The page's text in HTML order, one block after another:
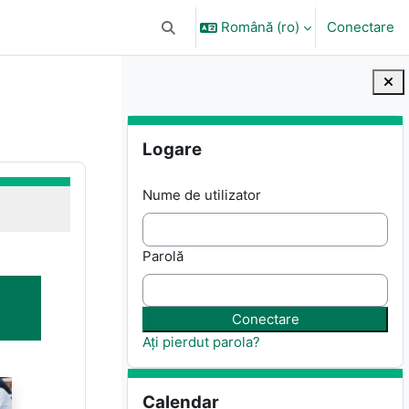
Afișați căutareaRomână ‎(ro)‎ Conectare
Blocuri
Omite Logare
Logare
Nume de utilizator
Parolă
Ați pierdut parola?
Omite Calendar
Calendar